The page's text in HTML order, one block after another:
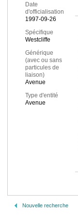
Date
d'officialisation
1997-09-26
Spécifique
Westcliffe
Générique
(avec ou sans
particules de
liaison)
Avenue
Type d'entité
Avenue
Nouvelle recherche